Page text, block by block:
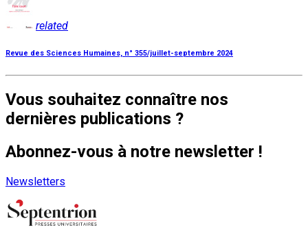
related
Revue des Sciences Humaines, n° 355/juillet-septembre 2024
Vous souhaitez connaître nos
dernières publications ?
Abonnez-vous à notre newsletter !
Newsletters